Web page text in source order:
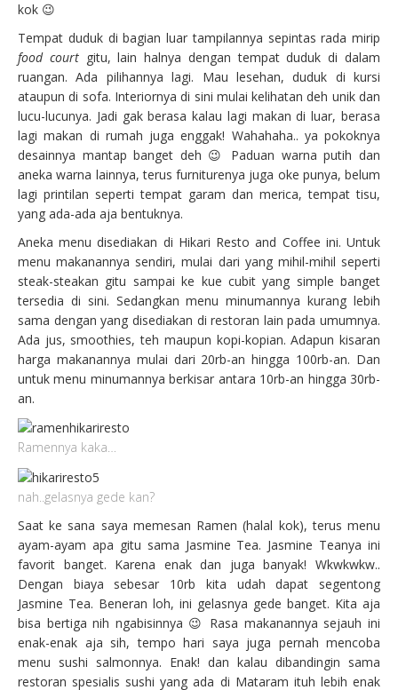
kok 😉
Tempat duduk di bagian luar tampilannya sepintas rada mirip
food court gitu, lain halnya dengan tempat duduk di dalam
ruangan. Ada pilihannya lagi. Mau lesehan, duduk di kursi
ataupun di sofa. Interiornya di sini mulai kelihatan deh unik dan
lucu-lucunya. Jadi gak berasa kalau lagi makan di luar, berasa
lagi makan di rumah juga enggak! Wahahaha.. ya pokoknya
desainnya mantap banget deh 😉 Paduan warna putih dan
aneka warna lainnya, terus furniturenya juga oke punya, belum
lagi printilan seperti tempat garam dan merica, tempat tisu,
yang ada-ada aja bentuknya.
Aneka menu disediakan di Hikari Resto and Coffee ini. Untuk
menu makanannya sendiri, mulai dari yang mihil-mihil seperti
steak-steakan gitu sampai ke kue cubit yang simple banget
tersedia di sini. Sedangkan menu minumannya kurang lebih
sama dengan yang disediakan di restoran lain pada umumnya.
Ada jus, smoothies, teh maupun kopi-kopian. Adapun kisaran
harga makanannya mulai dari 20rb-an hingga 100rb-an. Dan
untuk menu minumannya berkisar antara 10rb-an hingga 30rb-
an.
Ramennya kaka…
nah..gelasnya gede kan?
Saat ke sana saya memesan Ramen (halal kok), terus menu
ayam-ayam apa gitu sama Jasmine Tea. Jasmine Teanya ini
favorit banget. Karena enak dan juga banyak! Wkwkwkw..
Dengan biaya sebesar 10rb kita udah dapat segentong
Jasmine Tea. Beneran loh, ini gelasnya gede banget. Kita aja
bisa bertiga nih ngabisinnya 😉 Rasa makanannya sejauh ini
enak-enak aja sih, tempo hari saya juga pernah mencoba
menu sushi salmonnya. Enak! dan kalau dibandingin sama
restoran spesialis sushi yang ada di Mataram ituh lebih enak